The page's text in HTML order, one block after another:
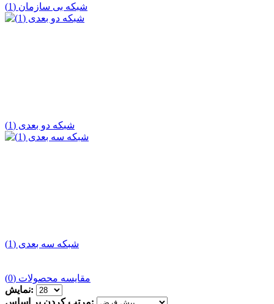
شبکه بی سازمان (1)
شبکه دو بعدی (1)
شبکه سه بعدی (1)
مقایسه محصولات (0)
نمایش:
مرتب کردن بر اساس: